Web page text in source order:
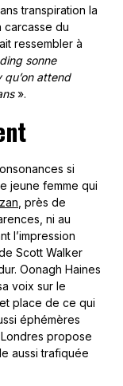
transpiration la
carcasse du
ressembler à
sonne
qu’on attend
».
si
jeune femme qui
, près de
ni au
l’impression
Scott Walker
Oonagh Haines
voix sur le
place de ce qui
éphémères
propose
aussi trafiquée